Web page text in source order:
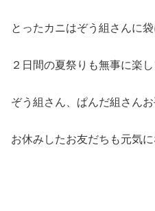
とったカニはぞう組さんに
２日間の夏祭りも無事に楽
ぞう組さん、ぱんだ組さん
お休みしたお友だちも元気